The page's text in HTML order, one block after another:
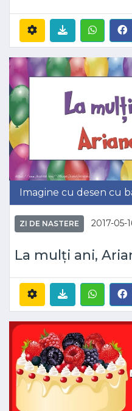
Imagine cu desen cu
ZI DE NASTERE 2017-05-
La mulți ani,